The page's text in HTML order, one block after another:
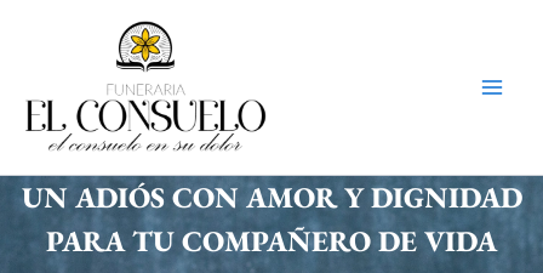
UN ADIÓS CON AMOR Y DIGNIDAD
PARA TU COMPAÑERO DE VIDA